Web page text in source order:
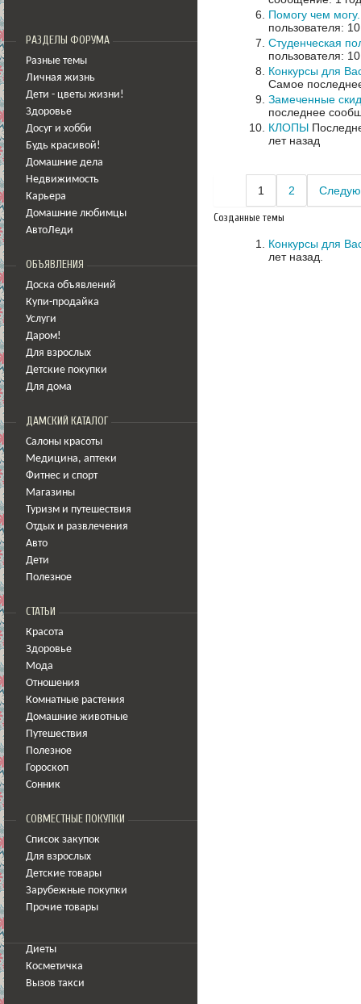
РАЗДЕЛЫ ФОРУМА
Разные темы
Личная жизнь
Дети - цветы жизни!
Здоровье
Досуг и хобби
Будь красивой!
Домашние дела
Недвижимость
Карьера
Домашние любимцы
АвтоЛеди
ОБЪЯВЛЕНИЯ
Доска объявлений
Купи-продайка
Услуги
Даром!
Для взрослых
Детские покупки
Для дома
ДАМСКИЙ КАТАЛОГ
Салоны красоты
Медицина, аптеки
Фитнес и спорт
Магазины
Туризм и путешествия
Отдых и развлечения
Авто
Дети
Полезное
СТАТЬИ
Красота
Здоровье
Мода
Отношения
Комнатные растения
Домашние животные
Путешествия
Полезное
Гороскоп
Сонник
СОВМЕСТНЫЕ ПОКУПКИ
Список закупок
Для взрослых
Детские товары
Зарубежные покупки
Прочие товары
Диеты
Косметичка
Вызов такси
Помогу чем
пользователя:
Студенческая
пользователя:
Конкурсы для
Самое
Замеченные
последнее
КЛОПЫ
лет назад
1 2
Созданные темы
Конкурсы для
лет назад.